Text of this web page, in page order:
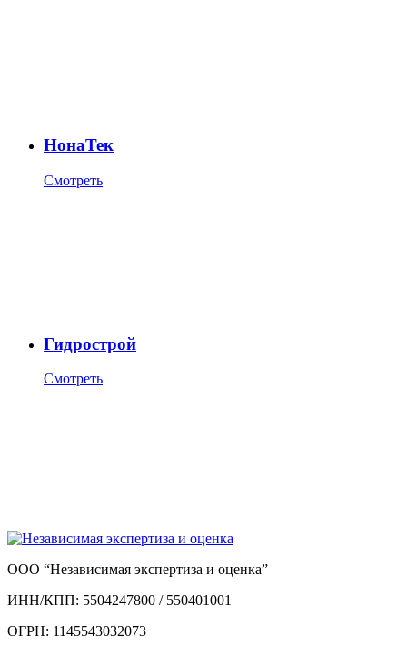
НонаТек
Смотреть
Гидрострой
Смотреть
ООО “Независимая экспертиза и оценка”
ИНН/КПП: 5504247800 / 550401001
ОГРН: 1145543032073